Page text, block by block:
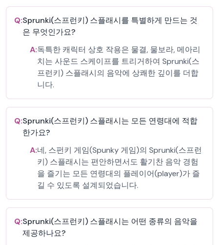
Q:Sprunki(스프런키) 스플래시를 특별하게 만드는 것
은 무엇인가요?
A:독특한 캐릭터 상호 작용은 물결, 물보라, 메아리
치는 사운드 스케이프를 트리거하여 Sprunki(스
프런키) 스플래시의 음악에 상쾌한 깊이를 더합
니다.
Q:Sprunki(스프런키) 스플래시는 모든 연령대에 적합
한가요?
A:네, 스펀키 게임(Spunky 게임)의 Sprunki(스프런
키) 스플래시는 편안하면서도 활기찬 음악 경험
을 즐기는 모든 연령대의 플레이어(player)가 즐
길 수 있도록 설계되었습니다.
Q:Sprunki(스프런키) 스플래시는 어떤 종류의 음악을
제공하나요?